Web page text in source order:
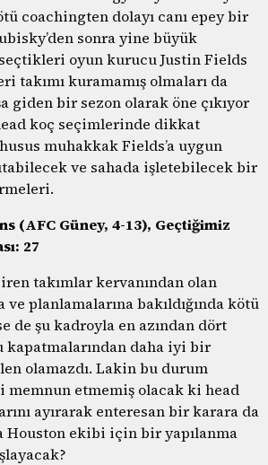
coachingten dolayı canı epey bir
sonra yine büyük
oyun kurucu Justin Fields
takımı kuramamış olmaları da
giden bir sezon olarak öne çıkıyor
koç seçimlerinde dikkat
muhakkak Fields’a uygun
ve sahada işletebilecek bir
(AFC Güney, 4-13), Geçtiğimiz
27
takımlar kervanından olan
ve planlamalarına bakıldığında kötü
de şu kadroyla en azından dört
kapatmalarından daha iyi bir
olamazdı. Lakin bu durum
memnun etmemiş olacak ki head
ayırarak enteresan bir karara da
Houston ekibi için bir yapılanma